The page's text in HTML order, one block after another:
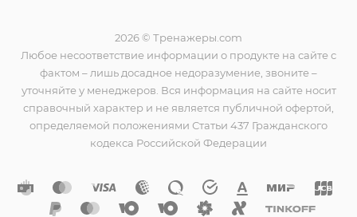
2026 © Тренажеры.com
Любое несоответствие информации о продукте на сайте с
фактом – лишь досадное недоразумение, звоните –
уточняйте у менеджеров. Вся информация на сайте носит
справочный характер и не является публичной офертой,
определяемой положениями Статьи 437 Гражданского
кодекса Российской Федерации